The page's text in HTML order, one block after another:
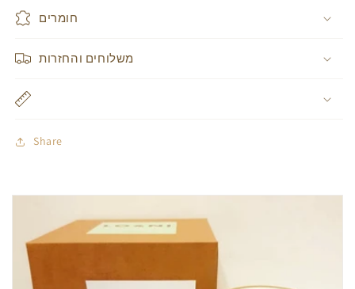
חומרים
משלוחים והחזרות
Share